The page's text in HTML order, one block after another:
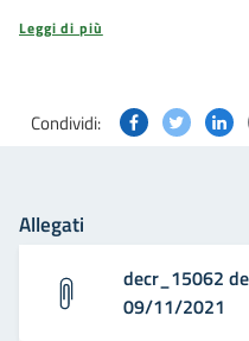
Leggi di più
Condividi: Condividi
Allegati
decr_15062
09/11/2021